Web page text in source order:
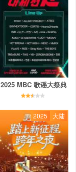
2025 MBC 歌谣大祭典
2025 大陆